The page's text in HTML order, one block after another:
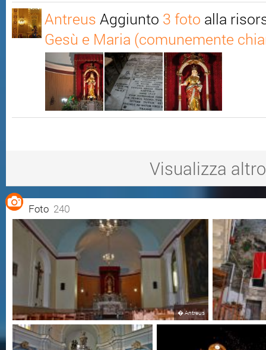
Antreus Aggiunto 3 foto alla
Gesù e Maria (comunemente
Visualizza altro
Foto 240
�Antreus